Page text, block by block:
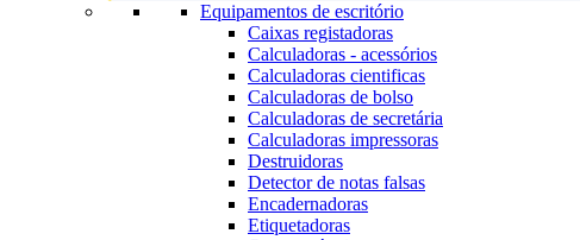
Equipamentos de escritório
Caixas registadoras
Calculadoras - acessórios
Calculadoras cientificas
Calculadoras de bolso
Calculadoras de secretária
Calculadoras impressoras
Destruidoras
Detector de notas falsas
Encadernadoras
Etiquetadoras